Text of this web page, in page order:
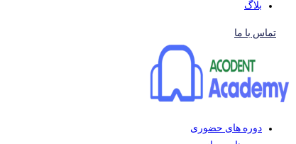
بلاگ
تماس با ما
دوره های حضوری